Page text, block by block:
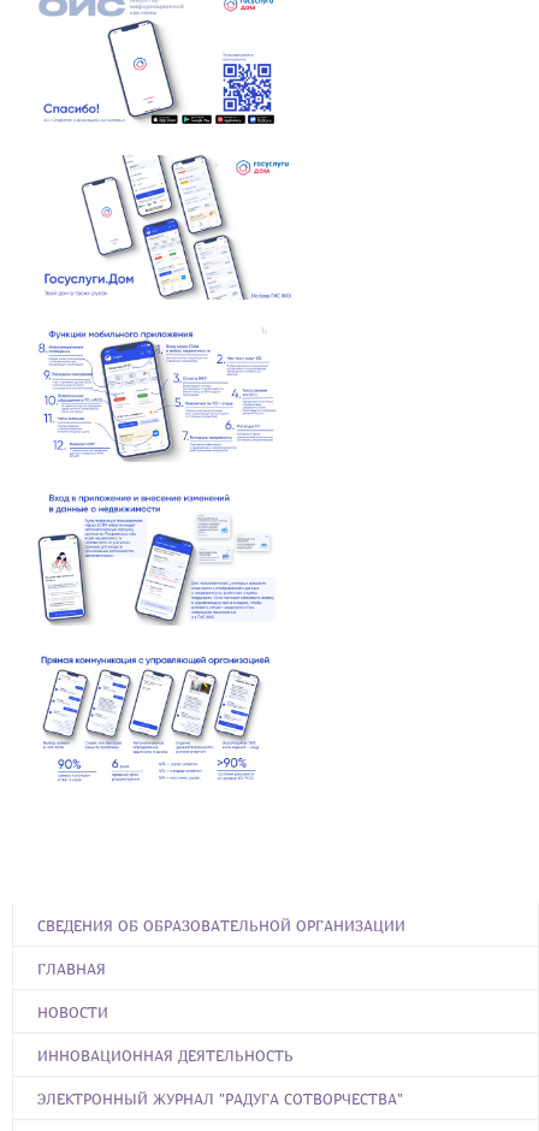
СВЕДЕНИЯ ОБ ОБРАЗОВАТЕЛЬНОЙ ОРГАНИЗАЦИИ
ГЛАВНАЯ
НОВОСТИ
ИННОВАЦИОННАЯ ДЕЯТЕЛЬНОСТЬ
ЭЛЕКТРОННЫЙ ЖУРНАЛ "РАДУГА СОТВОРЧЕСТВА"